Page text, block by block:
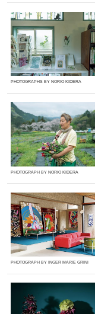
PHOTOGRAPHS BY NORIO KIDERA
PHOTOGRAPH BY NORIO KIDERA
PHOTOGRAPH BY INGER MARIE GRINI